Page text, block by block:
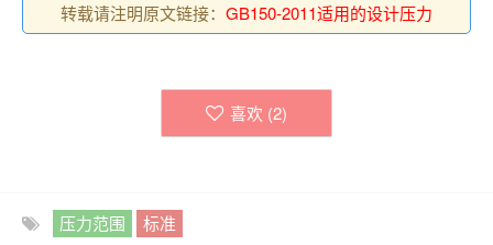
转载请注明原文链接： GB150-2011适用的设计压力
喜欢 (2)
压力范围 标准